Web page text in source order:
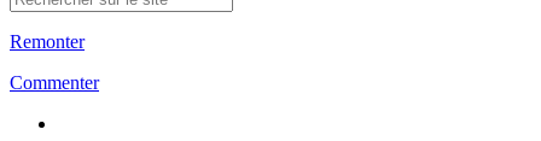
Remonter
Commenter